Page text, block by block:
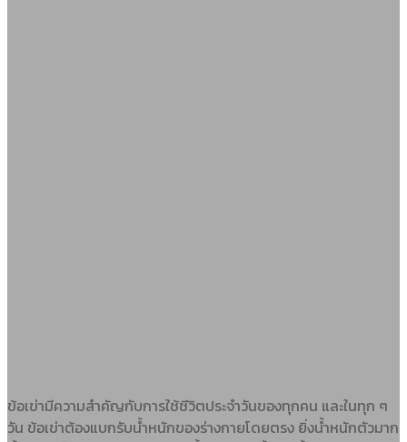
ข้อเข่ามีความสำคัญกับการใช้ชีวิตประจำวันของทุกคน และในทุก ๆ
วัน ข้อเข่าต้องแบกรับน้ำหนักของร่างกายโดยตรง ยิ่งน้ำหนักตัวมาก